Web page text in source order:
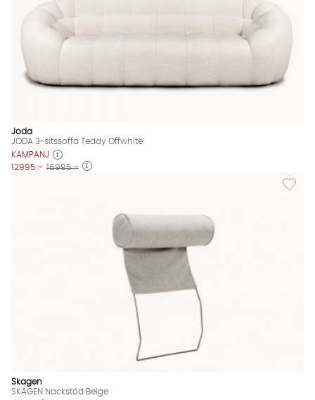
Joda
JODA 3-sitssoffa Teddy Offwhite
KAMPANJ
12995 :- 16995 :-
Lägg
Skagen
SKAGEN Nackstöd Beige